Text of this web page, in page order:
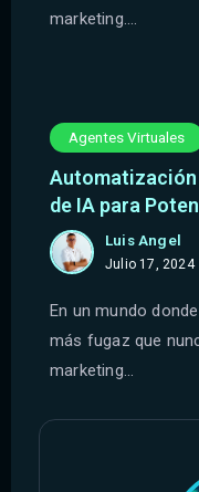
marketing....
Agentes Virtuales
de IA para
Luis Angel
Julio 17, 2024
En un mundo
más fugaz que
marketing...